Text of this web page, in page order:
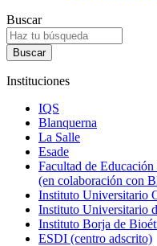
Buscar
Instituciones
IQS
Blanquerna
La Salle
Esade
Facultad de
(en colaboración con
Instituto Universitario
Instituto Universitario
Instituto Borja de
ESDI (centro adscrito)